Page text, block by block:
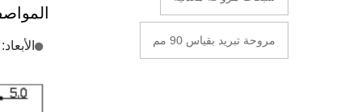
الأبعاد: 90 × 90 مروحة تبريد بقياس 90 مم